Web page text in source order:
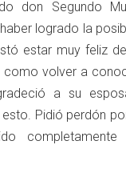
don Segundo
logrado la
estar muy feliz
como volver a
a su
Pidió perdón